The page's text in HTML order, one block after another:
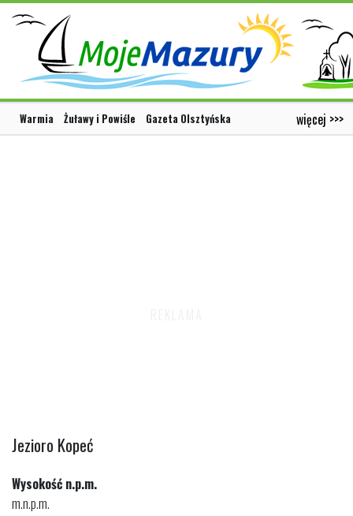
Warmia Żuławy i Powiśle Gazeta Olsztyńska więcej >>>
Jezioro Kopeć
Wysokość n.p.m.
m.n.p.m.